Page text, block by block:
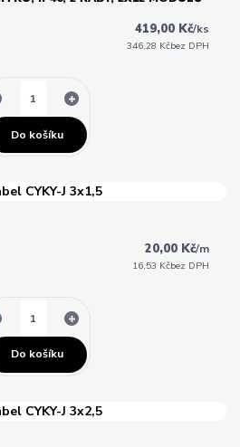
419,00 Kč/ks
346,28 Kčbez DPH
Do košíku
20,00 Kč/m
16,53 Kčbez DPH
Do košíku